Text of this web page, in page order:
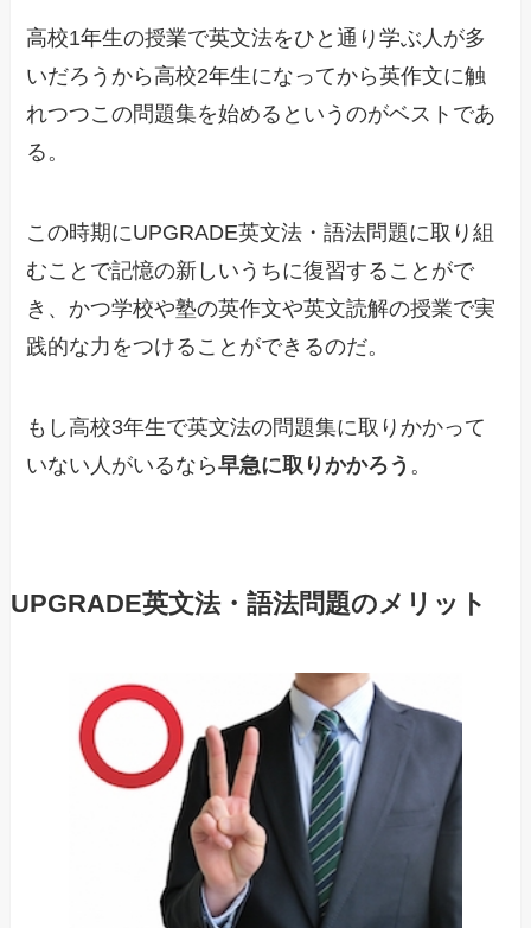
高校1年生の授業で英文法をひと通り学ぶ人が多
いだろうから高校2年生になってから英作文に触
れつつこの問題集を始めるというのがベストであ
る。
この時期にUPGRADE英文法・語法問題に取り組
むことで記憶の新しいうちに復習することがで
き、かつ学校や塾の英作文や英文読解の授業で実
践的な力をつけることができるのだ。
もし高校3年生で英文法の問題集に取りかかって
いない人がいるなら早急に取りかかろう 。
UPGRADE英文法・語法問題のメリット